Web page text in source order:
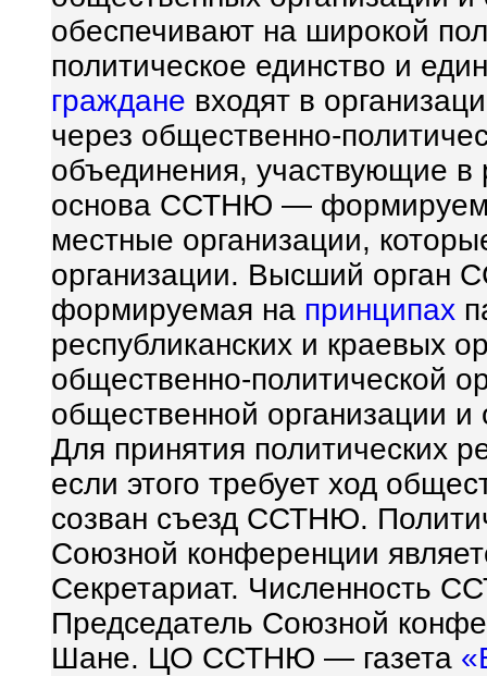
обеспечивают на широкой
политическое единство и
граждане входят в
через общественно-
объединения, участвующие
основа ССТНЮ —
местные организации,
организации. Высший
формируемая на принципах
республиканских и краевых
общественно-политической
общественной организации
Для принятия политических
если этого требует ход
созван съезд ССТНЮ.
Союзной конференции
Секретариат. Численность
Председатель Союзной
Шане. ЦО ССТНЮ — газета